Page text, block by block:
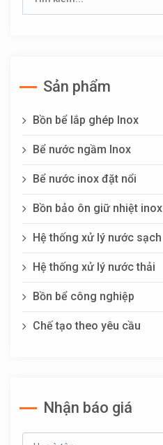
Sản phẩm
Bồn bể lắp ghép Inox
Bể nước ngầm Inox
Bể nước inox đặt nổi
Bồn bảo ôn giữ nhiệt inox
Hệ thống xử lý nước sạch
Hệ thống xử lý nước thải
Bồn bể công nghiệp
Chế tạo theo yêu cầu
Nhận báo giá